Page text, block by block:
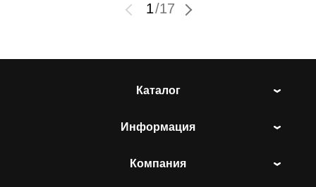
1/17
Каталог
Информация
Компания